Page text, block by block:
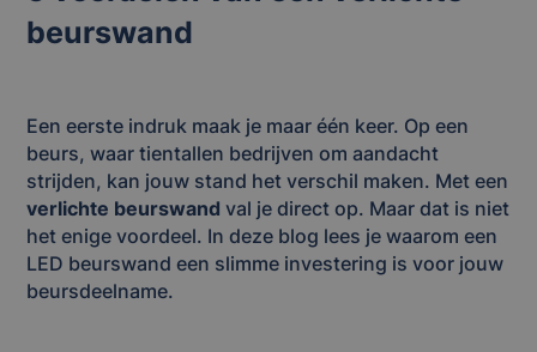
beurswand
Een eerste indruk maak je maar één keer. Op een
beurs, waar tientallen bedrijven om aandacht
strijden, kan jouw stand het verschil maken. Met een
verlichte beurswand val je direct op. Maar dat is niet
het enige voordeel. In deze blog lees je waarom een
LED beurswand een slimme investering is voor jouw
beursdeelname.